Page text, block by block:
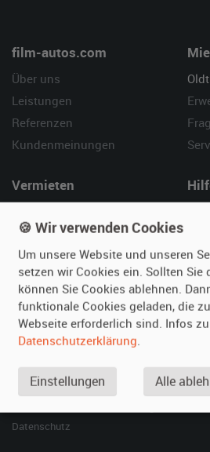
film-autos.com
Über uns
Leistungen
Referenzen
Kundenmeinungen
Vermieten
Fotos senden
Fragen für Vermieter
Inserat verwalten
SPECIAL
Berühmte Filmautos –
Datenschutz
🍪 Wir verwenden Cookies
Um unsere Website und unseren
setzen wir Cookies ein. Sollten Sie
können Sie Cookies ablehnen.
funktionale Cookies geladen, die
Webseite erforderlich sind. Infos
Datenschutzerklärung.
Einstellungen Alle